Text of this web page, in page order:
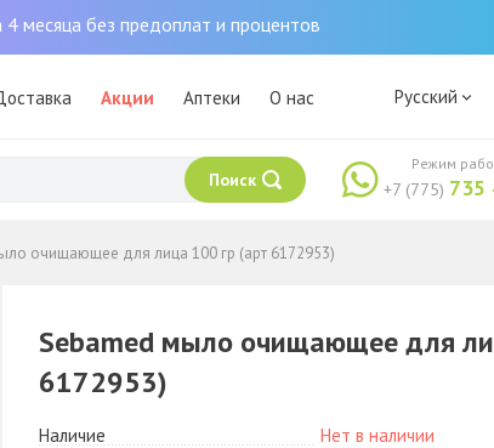
месяца без предоплат и процентов
Акции Аптеки О нас Русский
Поиск +7 (775) 735
Режим
очищающее для лица 100 гр (арт 6172953)
Sebamed мыло очищающее для
6172953)
Наличие
Нет в наличии